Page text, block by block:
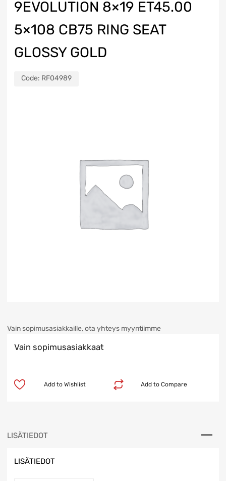
9EVOLUTION 8×19 ET45.00
5×108 CB75 RING SEAT
GLOSSY GOLD
Code: RF04989
Vain sopimusasiakkaille, ota yhteys myyntiimme
Vain sopimusasiakkaat
Add to Compare
Add to Wishlist
LISÄTIEDOT
LISÄTIEDOT